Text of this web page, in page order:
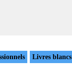
Livres blancs